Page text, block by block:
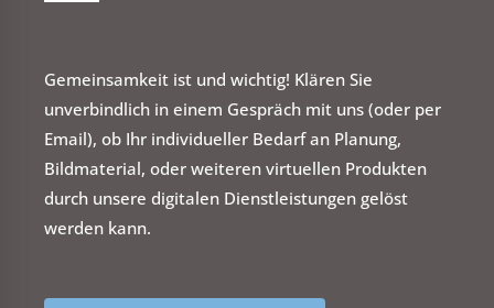
Gemeinsamkeit ist und wichtig! Klären Sie
unverbindlich in einem Gespräch mit uns (oder per
Email), ob Ihr individueller Bedarf an Planung,
Bildmaterial, oder weiteren virtuellen Produkten
durch unsere digitalen Dienstleistungen gelöst
werden kann.